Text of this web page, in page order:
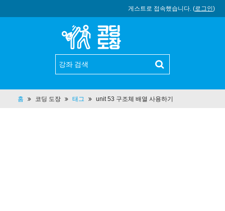
게스트로 접속했습니다. (로그인)
홈 코딩 도장 태그 unit 53 구조체 배열 사용하기